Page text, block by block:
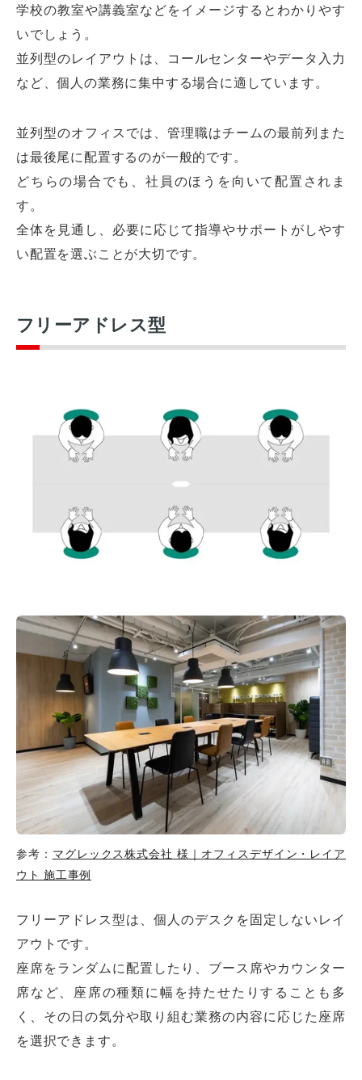
学校の教室や講義室などをイメージするとわかりやす
いでしょう。
並列型のレイアウトは、コールセンターやデータ入力
など、個人の業務に集中する場合に適しています。
並列型のオフィスでは、管理職はチームの最前列また
は最後尾に配置するのが一般的です。
どちらの場合でも、社員のほうを向いて配置されま
す。
全体を見通し、必要に応じて指導やサポートがしやす
い配置を選ぶことが大切です。
フリーアドレス型
参考： マグレックス株式会社 様｜オフィスデザイン・レイア
ウト 施工事例
フリーアドレス型は、個人のデスクを固定しないレイ
アウトです。
座席をランダムに配置したり、ブース席やカウンター
席など、座席の種類に幅を持たせたりすることも多
く、その日の気分や取り組む業務の内容に応じた座席
を選択できます。